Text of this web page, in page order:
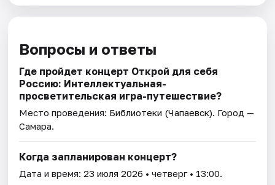
Вопросы и ответы
Где пройдет концерт Открой для себя
Россию: Интеллектуальная-
просветительская игра-путешествие?
Место проведения: Библиотеки (Чапаевск). Город —
Самара.
Когда запланирован концерт?
Дата и время:23 июля 2026 • четверг • 13:00.